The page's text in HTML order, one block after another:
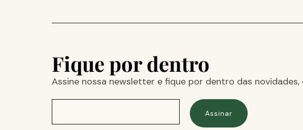
Fique por dentro
Assine nossa newsletter e fique por dentro das
Assinar